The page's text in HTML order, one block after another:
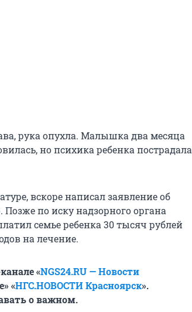
рука опухла. Малышка два месяца
но психика ребенка пострадала
вскоре написал заявление об
по иску надзорного органа
семье ребенка 30 тысяч рублей
на лечение.
«NGS24.RU — Новости
«НГС.НОВОСТИ Красноярск».
о важном.